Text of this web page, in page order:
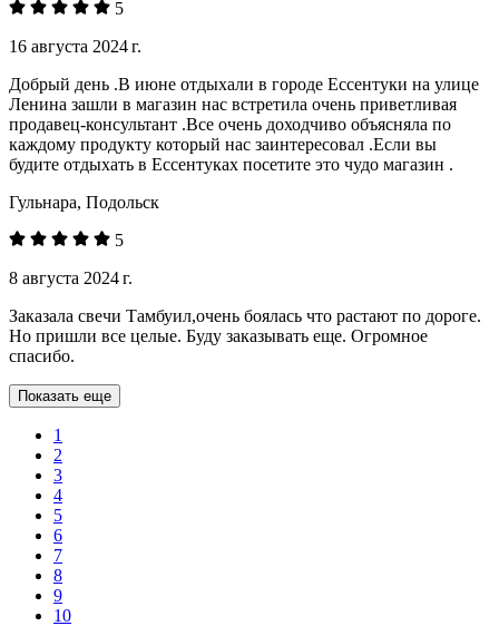
5
16 августа 2024 г.
Добрый день .В июне отдыхали в городе Ессентуки на улице
Ленина зашли в магазин нас встретила очень приветливая
продавец-консультант .Все очень доходчиво объясняла по
каждому продукту который нас заинтересовал .Если вы
будите отдыхать в Ессентуках посетите это чудо магазин .
Гульнара, Подольск
5
8 августа 2024 г.
Заказала свечи Тамбуил,очень боялась что растают по дороге.
Но пришли все целые. Буду заказывать еще. Огромное
спасибо.
Показать еще
1
2
3
4
5
6
7
8
9
10